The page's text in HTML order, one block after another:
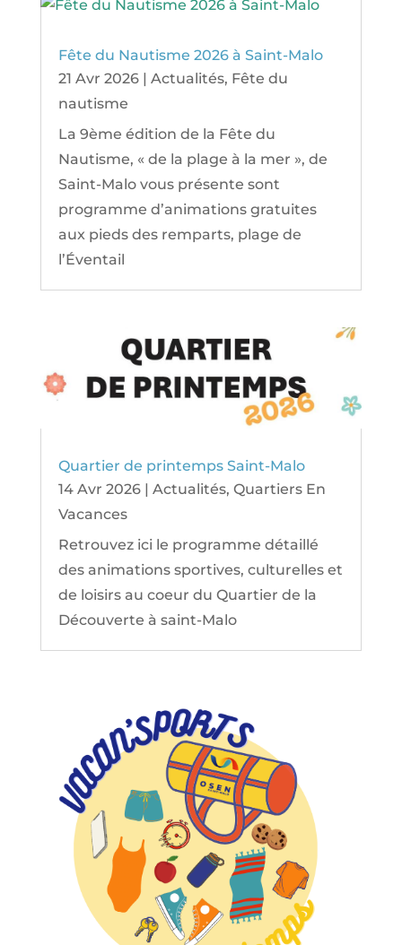
Fête du Nautisme 2026 à Saint-Malo
21 Avr 2026| Actualités, Fête du
nautisme
La 9ème édition de la Fête du
Nautisme, « de la plage à la mer », de
Saint-Malo vous présente sont
programme d’animations gratuites
aux pieds des remparts, plage de
l’Éventail
Quartier de printemps Saint-Malo
14 Avr 2026| Actualités, Quartiers En
Vacances
Retrouvez ici le programme détaillé
des animations sportives, culturelles et
de loisirs au coeur du Quartier de la
Découverte à saint-Malo